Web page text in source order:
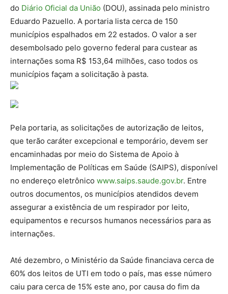
do Diário Oficial da União (DOU), assinada pelo ministro
Eduardo Pazuello. A portaria lista cerca de 150
municípios espalhados em 22 estados. O valor a ser
desembolsado pelo governo federal para custear as
internações soma R$ 153,64 milhões, caso todos os
municípios façam a solicitação à pasta.
Pela portaria, as solicitações de autorização de leitos,
que terão caráter excepcional e temporário, devem ser
encaminhadas por meio do Sistema de Apoio à
Implementação de Políticas em Saúde (SAIPS), disponível
no endereço eletrônico www.saips.saude.gov.br. Entre
outros documentos, os municípios atendidos devem
assegurar a existência de um respirador por leito,
equipamentos e recursos humanos necessários para as
internações.
Até dezembro, o Ministério da Saúde financiava cerca de
60% dos leitos de UTI em todo o país, mas esse número
caiu para cerca de 15% este ano, por causa do fim da